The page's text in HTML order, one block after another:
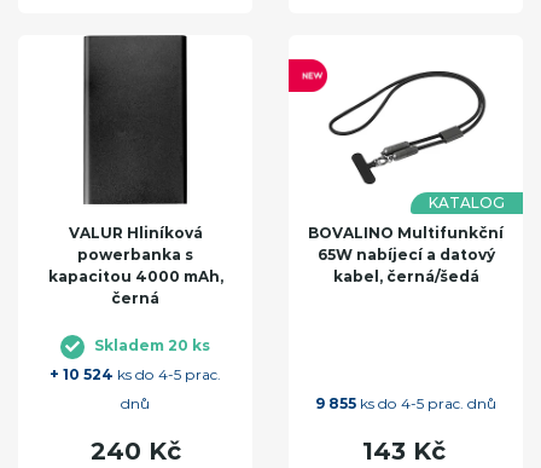
VALUR Hliníková
powerbanka s
kapacitou 4000 mAh,
černá
Skladem 20 ks
+ 10 524 ks do 4-5 prac.
dnů
240 Kč
KATALOG
BOVALINO Multifunkční
65W nabíjecí a datový
kabel, černá/šedá
9 855 ks do 4-5 prac. dnů
143 Kč